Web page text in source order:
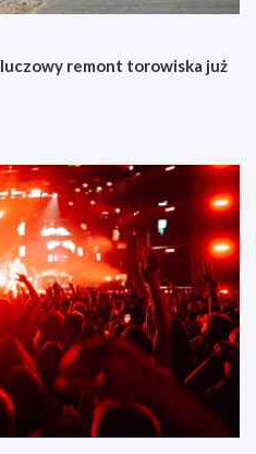
remont torowiska już